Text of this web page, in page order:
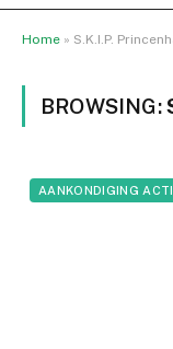
Home » S.K.I.P.
BROWSING:
AANKONDIGING